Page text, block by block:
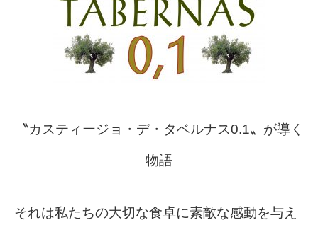
〝カスティージョ・デ・タベルナス0.1〟が導く
物語
それは私たちの大切な食卓に素敵な感動を与え